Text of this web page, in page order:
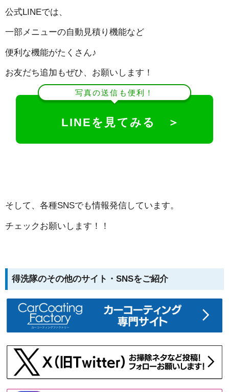
公式LINEでは、
一部メニューの自動見積り機能など
便利な機能がたくさん♪
お友だち追加もぜひ、お願いします！
写真の送信も便利！
LINEを見てみる ＞
そして、各種SNSでも情報発信しています。
チェックお願いします！！
得洗隊のその他のサイト・SNSをご紹介